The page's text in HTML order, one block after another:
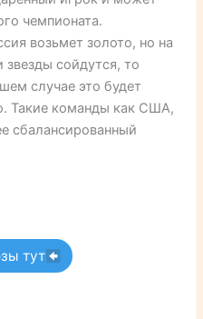
чемпионата.
возьмет золото, но на
сойдутся, то
случае это будет
Такие команды как США,
сбалансированный
тут